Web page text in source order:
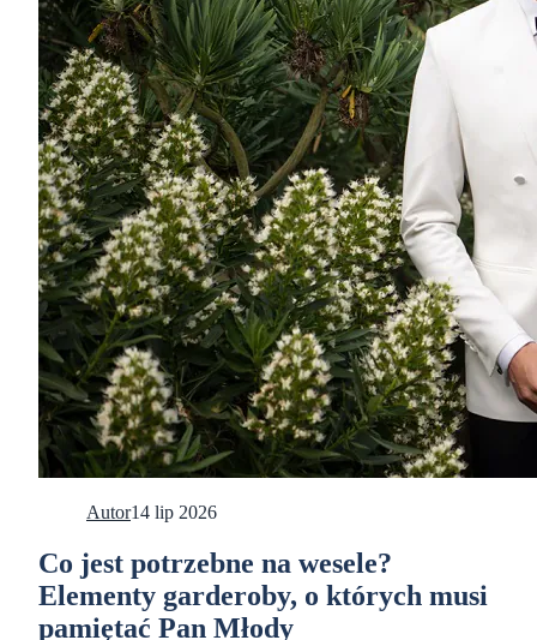
Autor14 lip 2026
Co jest potrzebne na wesele?
Elementy garderoby, o których musi
pamiętać Pan Młody